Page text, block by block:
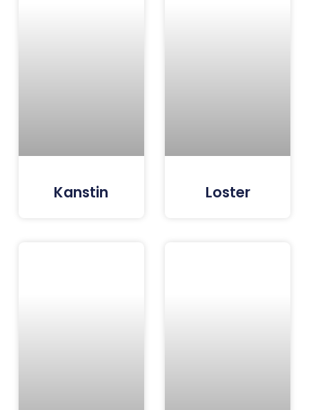
Kanstin Loster